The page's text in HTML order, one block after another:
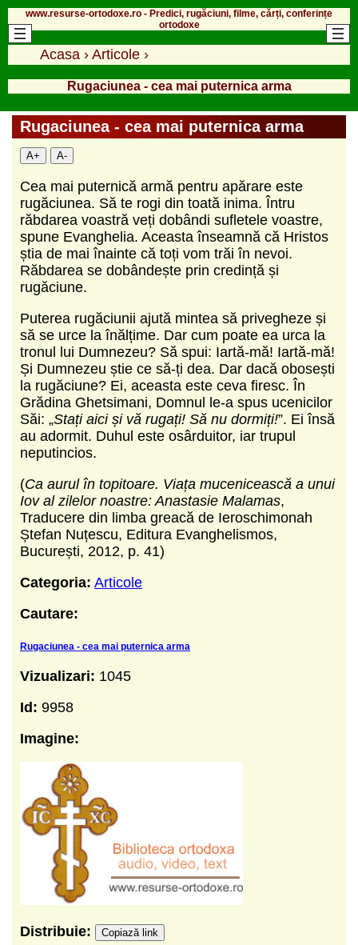
www.resurse-ortodoxe.ro - Predici, rugăciuni, filme, cărți, conferințe
ortodoxe
Acasa › Articole ›
Rugaciunea - cea mai puternica arma
Rugaciunea - cea mai puternica arma
A+ A-
Cea mai puternică armă pentru apărare este
rugăciunea. Să te rogi din toată inima. Întru
răbdarea voastră veți dobândi sufletele voastre,
spune Evanghelia. Aceasta înseamnă că Hristos
știa de mai înainte că toți vom trăi în nevoi.
Răbdarea se dobândește prin credință și
rugăciune.
Puterea rugăciunii ajută mintea să privegheze și
să se urce la înălțime. Dar cum poate ea urca la
tronul lui Dumnezeu? Să spui: Iartă-mă! Iartă-mă!
Și Dumnezeu știe ce să-ți dea. Dar dacă obosești
la rugăciune? Ei, aceasta este ceva firesc. În
Grădina Ghetsimani, Domnul le-a spus ucenicilor
Săi: „Stați aici și vă rugați! Să nu dormiți!”. Ei însă
au adormit. Duhul este osârduitor, iar trupul
neputincios.
(Ca aurul în topitoare. Viața mucenicească a unui
Iov al zilelor noastre: Anastasie Malamas,
Traducere din limba greacă de Ieroschimonah
Ștefan Nuțescu, Editura Evanghelismos,
București, 2012, p. 41)
Categoria: Articole
Cautare:
Rugaciunea - cea mai puternica arma
Vizualizari: 1045
Id: 9958
Imagine:
Distribuie: Copiază link